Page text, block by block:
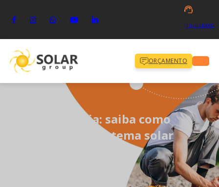
(11) 4144-9090
ORÇAMENTO
Tipos de bateria: saiba como
potencializar o sistema solar